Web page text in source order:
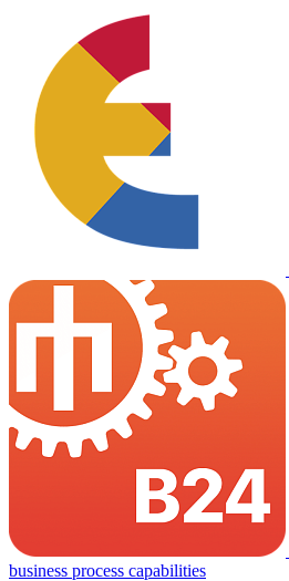
business process capabilities